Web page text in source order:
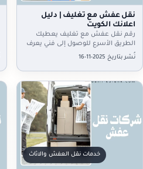
نقل عفش مع تغليف | دليل
اعلانك الكويت
رقم نقل عفش مع تغليف يعطيك
الطريق الأسرع للوصول إلى فني يعرف
كيف يجمع أغراضك ويرتبها قبل
التحريك لأن التحضير…
نُشر بتاريخ 2025-11-16
خدمات نقل العفش والاثاث